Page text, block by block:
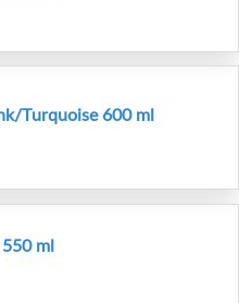
Turquoise 600 ml
ml